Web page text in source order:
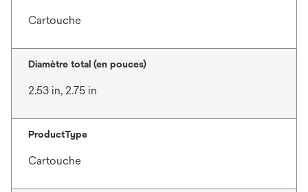
Cartouche
Diamètre total (en pouces)
2.53 in, 2.75 in
ProductType
Cartouche